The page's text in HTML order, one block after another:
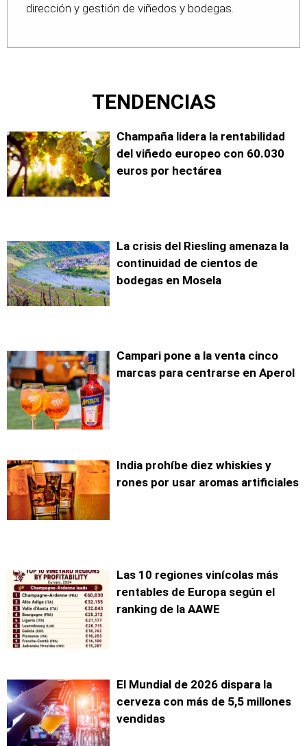
dirección y gestión de viñedos y bodegas.
TENDENCIAS
Champaña lidera la rentabilidad
del viñedo europeo con 60.030
euros por hectárea
La crisis del Riesling amenaza la
continuidad de cientos de
bodegas en Mosela
Campari pone a la venta cinco
marcas para centrarse en Aperol
India prohíbe diez whiskies y
rones por usar aromas artificiales
Las 10 regiones vinícolas más
rentables de Europa según el
ranking de la AAWE
El Mundial de 2026 dispara la
cerveza con más de 5,5 millones
vendidas